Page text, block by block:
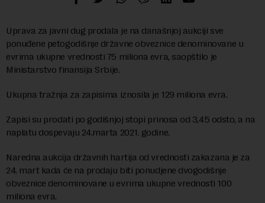
Uprava za javni dug prodala je na današnjoj aukciji sve
ponuđene petogodišnje državne obveznice denominovane u
evrima ukupne vrednosti 75 miliona evra, saopštilo je
Ministarstvo finansija Srbije.
Ukupna tražnja za zapisima iznosila je 129 miliona evra.
Zapisi su prodati po godišnjoj stopi prinosa od 3,45 odsto, a na
naplatu dospevaju 24.marta 2021. godine.
Naredna aukcija državnih hartija od vrednosti zakazana je za
24. mart kada će na prodaju biti ponudjene dvogodišnje
obveznice denominovane u evrima ukupne vrednosti 100
miliona evra.